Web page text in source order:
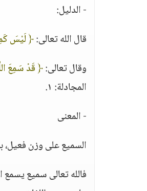
- الدليل:
قال الله تعالى:﴿ لَيْسَ
وقال تعالى:﴿ قَدْ سَمِعَ
المجادلة: ١.
- المعنى
السميع على وزن فعيل،
فالله تعالى سميع